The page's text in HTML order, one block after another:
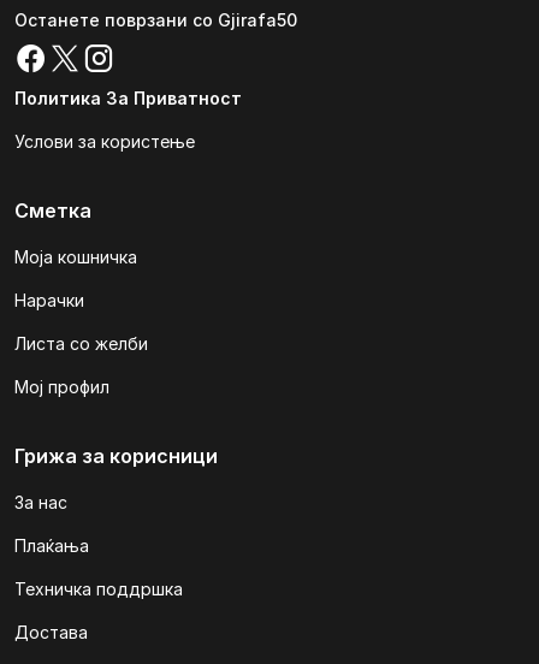
Останете поврзани со Gjirafa50
Политика За Приватност
Услови за користење
Сметка
Моја кошничка
Нарачки
Листа со желби
Мој профил
Грижа за корисници
За нас
Плаќања
Техничка поддршка
Достава